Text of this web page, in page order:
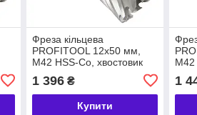
Фреза кільцева
PROFITOOL 12х50 мм,
M42 HSS-Co, хвостовик
(411250M42)
1 396₴
Купити
M42
1